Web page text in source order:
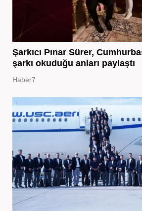
Şarkıcı Pınar Sürer,
şarkı okuduğu anları paylaştı
Haber7